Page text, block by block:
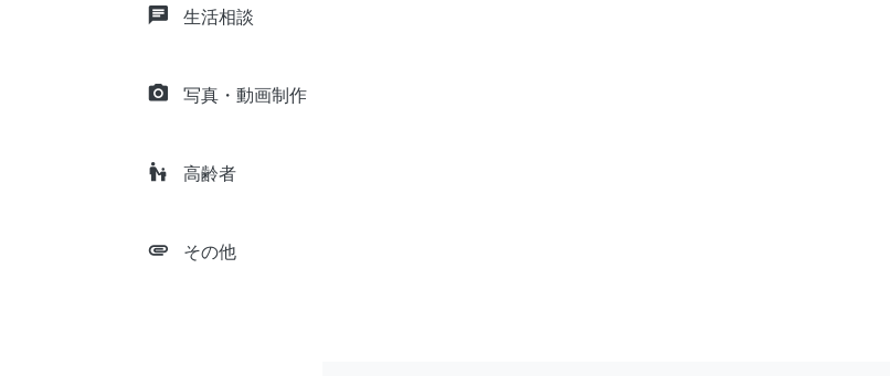
chat 生活相談
camera_alt 写真・動画制作
escalator_warning 高齢者
attachment その他